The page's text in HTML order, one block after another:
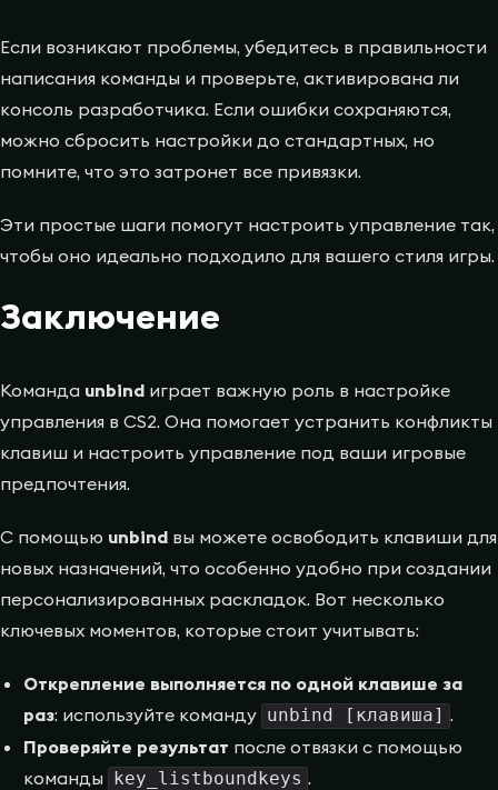
Если возникают проблемы, убедитесь в правильности
написания команды и проверьте, активирована ли
консоль разработчика. Если ошибки сохраняются,
можно сбросить настройки до стандартных, но
помните, что это затронет все привязки.
Эти простые шаги помогут настроить управление так,
чтобы оно идеально подходило для вашего стиля игры.
Заключение
Команда unbind играет важную роль в настройке
управления в CS2. Она помогает устранить конфликты
клавиш и настроить управление под ваши игровые
предпочтения.
С помощью unbind вы можете освободить клавиши для
новых назначений, что особенно удобно при создании
персонализированных раскладок. Вот несколько
ключевых моментов, которые стоит учитывать:
Открепление выполняется по одной клавише за
раз: используйте команду unbind [клавиша] .
Проверяйте результат после отвязки с помощью
команды
key_listboundkeys .